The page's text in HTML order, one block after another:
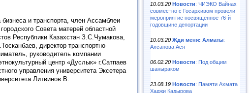
и транспорта, член Ассамблеи
Совета матерей областной
Республики Казахстан З.С.Чумакова,
директор транспортно-
руководитель компании
центр «Дуслык» г.Сатпаев
управления университета Эксетера
Литвинов В.
10.03.20 Новости: ЧИЭКО Вайнах
совместно с Госархивом провели
мероприятие посвященное 76-й
годовщине депортации
10.03.20 Жди меня: Алматы:
Ахсанова Ася
06.02.20 Новости: Под общим
шаныраком
23.08.19 Новости: Памяти Ахмата
Хаджи Кадырова